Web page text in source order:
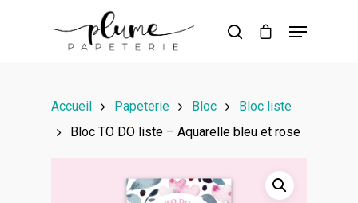
Accueil Papeterie Bloc
Bloc liste
Bloc TO DO liste – Aquarelle bleu et rose